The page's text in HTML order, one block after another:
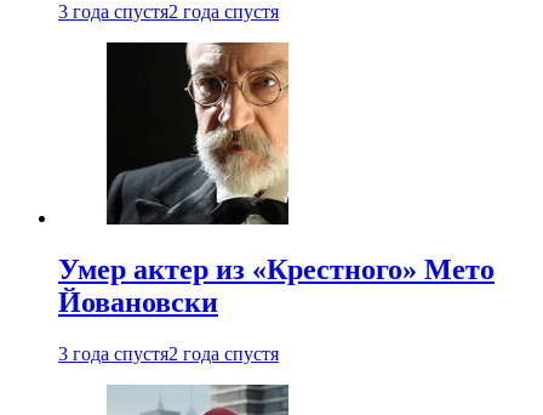
3 года спустя2 года спустя
Умер актер из «Крестного» Мето
Йовановски
3 года спустя2 года спустя